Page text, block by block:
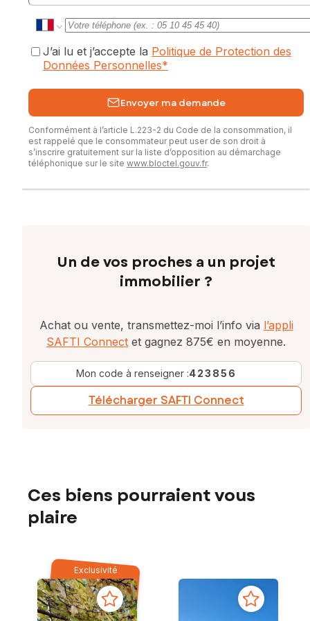
J’ai lu et j’accepte la Politique de Protection des
Données Personnelles*
Envoyer ma demande
Conformément à l’article L.223-2 du Code de la consommation, il
est rappelé que le consommateur peut user de son droit à
s’inscrire gratuitement sur la liste d’opposition au démarchage
téléphonique sur le site www.bloctel.gouv.fr.
Un de vos proches a un projet
immobilier ?
Achat ou vente, transmettez-moi l’info via l’appli
SAFTI Connect et gagnez 875€ en moyenne.
Mon code à renseigner :423856
Télécharger SAFTI Connect
Ces biens pourraient vous
plaire
Exclusivité